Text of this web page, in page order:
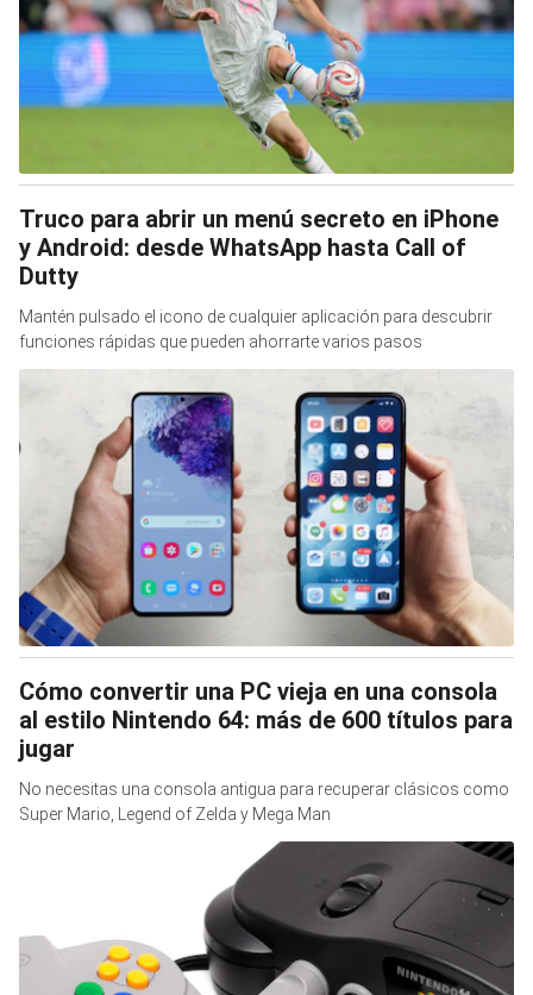
Truco para abrir un menú secreto en iPhone
y Android: desde WhatsApp hasta Call of
Dutty
Mantén pulsado el icono de cualquier aplicación para descubrir
funciones rápidas que pueden ahorrarte varios pasos
Cómo convertir una PC vieja en una consola
al estilo Nintendo 64: más de 600 títulos para
jugar
No necesitas una consola antigua para recuperar clásicos como
Super Mario, Legend of Zelda y Mega Man